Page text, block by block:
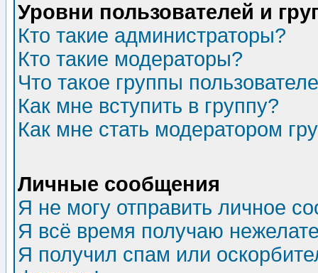
Уровни пользователей и
Кто такие администраторы?
Кто такие модераторы?
Что такое группы
Как мне вступить в группу?
Как мне стать модератором
Личные сообщения
Я не могу отправить личное
Я всё время получаю
Я получил спам или